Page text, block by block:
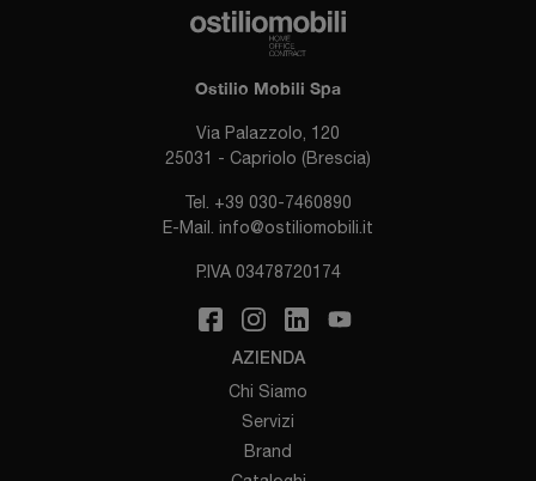
Ostilio Mobili Spa
Via Palazzolo, 120
25031 - Capriolo (Brescia)
Tel. +39 030-7460890
E-Mail. info@ostiliomobili.it
P.IVA 03478720174
AZIENDA
Chi Siamo
Servizi
Brand